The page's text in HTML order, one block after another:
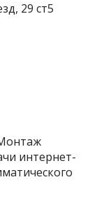
29 ст5
интернет-